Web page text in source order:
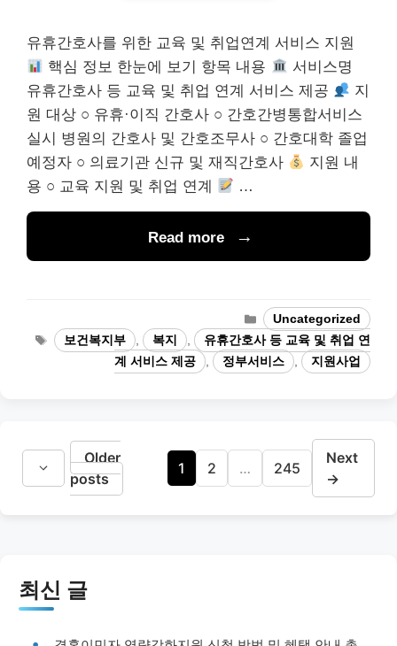
유휴간호사를 위한 교육 및 취업연계 서비스 지원
핵심 정보 한눈에 보기 항목 내용
서비스명
유휴간호사 등 교육 및 취업 연계 서비스 제공
지
원 대상 ○ 유휴·이직 간호사 ○ 간호간병통합서비스
실시 병원의 간호사 및 간호조무사 ○ 간호대학 졸업
예정자 ○ 의료기관 신규 및 재직간호사
지원 내
용 ○ 교육 지원 및 취업 연계
…
Read more
Categories
Uncategorized
Tags보건복지부 , 복지 ,
유휴간호사 등 교육 및 취업 연
계 서비스 제공
, 정부서비스 , 지원사업
Older
posts
Page
1 Page
2 … Page
245
Next
→
최신 글